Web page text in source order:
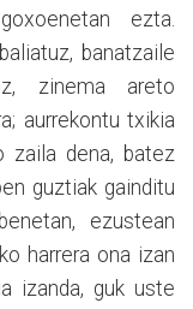
ezta.
banatzaile
zinema areto
aurrekontu txikia
zaila dena, batez
guztiak gainditu
ezustean
harrera ona izan
izanda, guk uste